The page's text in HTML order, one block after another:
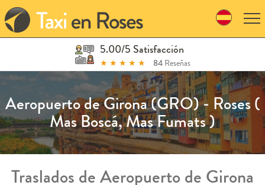
Skip
to
navigation
Skip
5.00/5 Satisfacción
★ ★ ★ ★ ★ 84Reseñas
Aeropuerto de Girona (GRO) - Roses (
Mas Boscá, Mas Fumats )
Traslados de Aeropuerto de Girona